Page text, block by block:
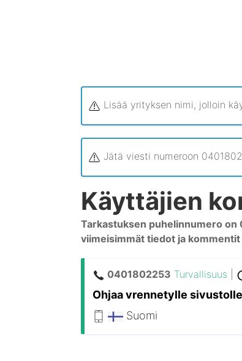
Lisää yrityksen nimi, jolloin
Jätä viesti numeroon
Käyttäjien
Tarkastuksen puhelinnumero on
viimeisimmät tiedot ja
0401802253 Turvallisuus
Ohjaa vrennetylle
Suomi